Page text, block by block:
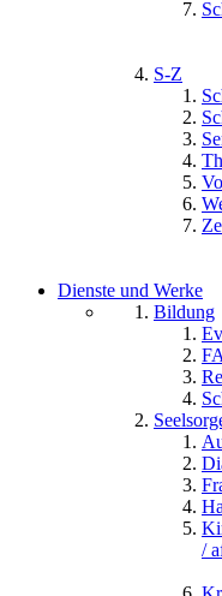
S-Z
Dienste und Werke
Bildung
/